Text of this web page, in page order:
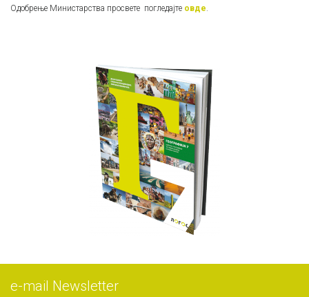
Одобрење Министарства просвете погледајте овде.
е-mail Newsletter